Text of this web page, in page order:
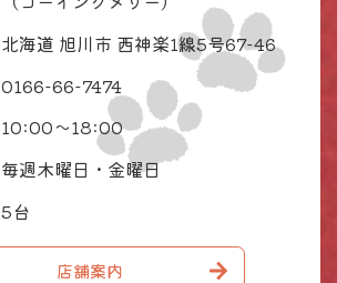
北海道 旭川市 西神楽1線5号67-46
0166-66-7474
10:00～18:00
毎週木曜日・金曜日
5台
店舗案内